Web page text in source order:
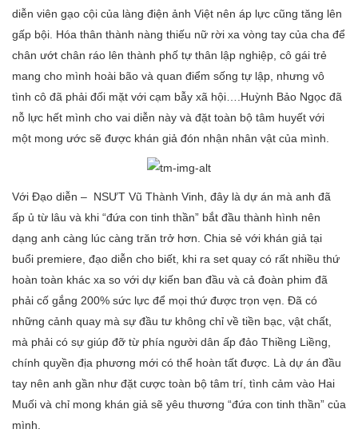
diễn viên gạo cội của làng điện ảnh Việt nên áp lực cũng tăng lên
gấp bội. Hóa thân thành nàng thiếu nữ rời xa vòng tay của cha để
chân ướt chân ráo lên thành phố tự thân lập nghiệp, cô gái trẻ
mang cho mình hoài bão và quan điểm sống tự lập, nhưng vô
tình cô đã phải đối mặt với cạm bẫy xã hội….Huỳnh Bảo Ngọc đã
nỗ lực hết mình cho vai diễn này và đặt toàn bộ tâm huyết với
một mong ước sẽ được khán giả đón nhận nhân vật của mình.
Với Đạo diễn – NSƯT Vũ Thành Vinh, đây là dự án mà anh đã
ấp ủ từ lâu và khi “đứa con tinh thần” bắt đầu thành hình nên
dạng anh càng lúc càng trăn trở hơn. Chia sẻ với khán giả tại
buổi premiere, đạo diễn cho biết, khi ra set quay có rất nhiều thứ
hoàn toàn khác xa so với dự kiến ban đầu và cả đoàn phim đã
phải cố gắng 200% sức lực để mọi thứ được trọn vẹn. Đã có
những cảnh quay mà sự đầu tư không chỉ về tiền bạc, vật chất,
mà phải có sự giúp đỡ từ phía người dân ấp đảo Thiềng Liềng,
chính quyền địa phương mới có thể hoàn tất được. Là dự án đầu
tay nên anh gần như đặt cược toàn bộ tâm trí, tình cảm vào Hai
Muối và chỉ mong khán giả sẽ yêu thương “đứa con tinh thần” của
mình.